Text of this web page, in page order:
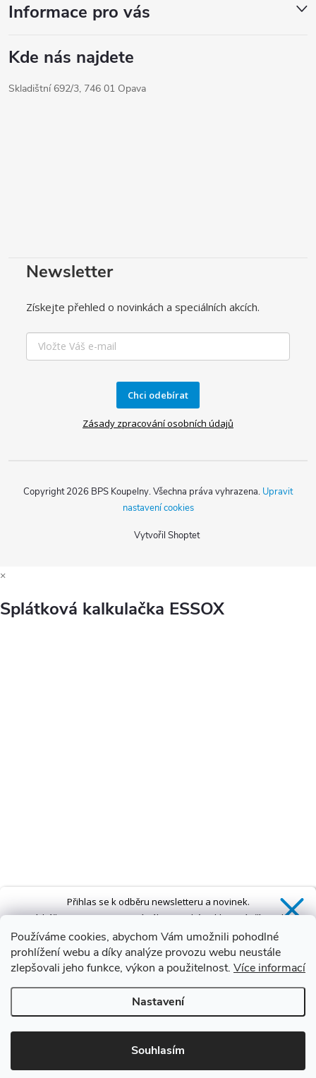
Používáme cookies, abychom Vám umožnili pohodlné
prohlížení webu a díky analýze provozu webu neustále
zlepšovali jeho funkce, výkon a použitelnost. Více informací
Nastavení
Souhlasím
Informace pro vás
Kde nás najdete
Skladištní 692/3, 746 01 Opava
Newsletter
Získejte přehled o novinkách a speciálních akcích.
Chci odebírat
Zásady zpracování osobních údajů
Vytvořil Shoptet
Copyright 2026 BPS Koupelny. Všechna práva vyhrazena. Upravit
nastavení cookies
×
Splátková kalkulačka ESSOX
Přihlas se k odběru newsletteru a novinek.
ZískášSLEVU 5 %na první nákup a také exkluzivní přístup k
novinkám, slevám a dalším speciálním nabídkám.*
Ano, chci se přihlásit
Zásady zpracování osobních údajů
*Sleva neplatí na vany s dvířky AVO a VOVO